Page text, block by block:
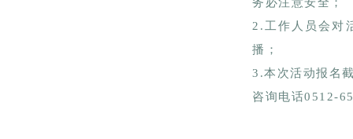
务必注意安全；
2.工作人员会对
播；
3.本次活动报名
咨询电话0512-